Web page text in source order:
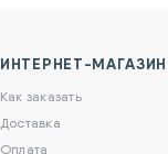
ИНТЕРНЕТ-МАГАЗИН
Как заказать
Доставка
Оплата